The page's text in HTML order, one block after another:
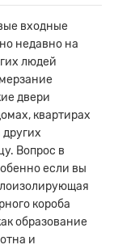
входные
недавно на
людей
двери
квартирах
Вопрос в
если вы
короба
образование
и